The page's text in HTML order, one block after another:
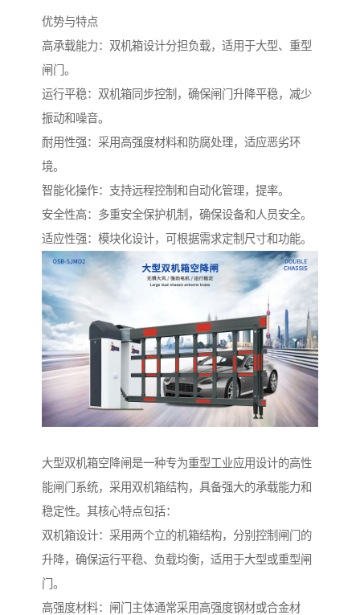
优势与特点
高承载能力：双机箱设计分担负载，适用于大型、重型
闸门。
运行平稳：双机箱同步控制，确保闸门升降平稳，减少
振动和噪音。
耐用性强：采用高强度材料和防腐处理，适应恶劣环
境。
智能化操作：支持远程控制和自动化管理，提率。
安全性高：多重安全保护机制，确保设备和人员安全。
适应性强：模块化设计，可根据需求定制尺寸和功能。
大型双机箱空降闸是一种专为重型工业应用设计的高性
能闸门系统，采用双机箱结构，具备强大的承载能力和
稳定性。其核心特点包括：
双机箱设计：采用两个立的机箱结构，分别控制闸门的
升降，确保运行平稳、负载均衡，适用于大型或重型闸
门。
高强度材料：闸门主体通常采用高强度钢材或合金材